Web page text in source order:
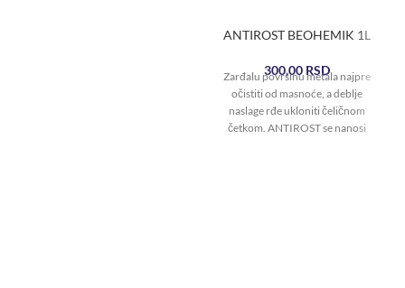
ANTIROST BEOHEMIK 1L
300,00 RSD
Zarđalu površinu metala najpre
očistiti od masnoće, a deblje
naslage rđe ukloniti čeličnom
četkom. ANTIROST se nanosi